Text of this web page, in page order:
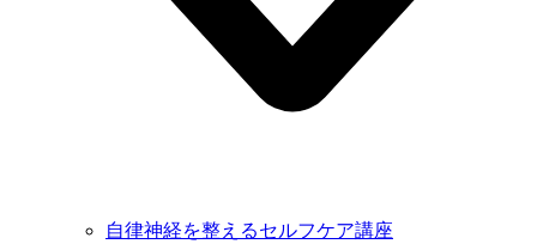
自律神経を整えるセルフケア講座